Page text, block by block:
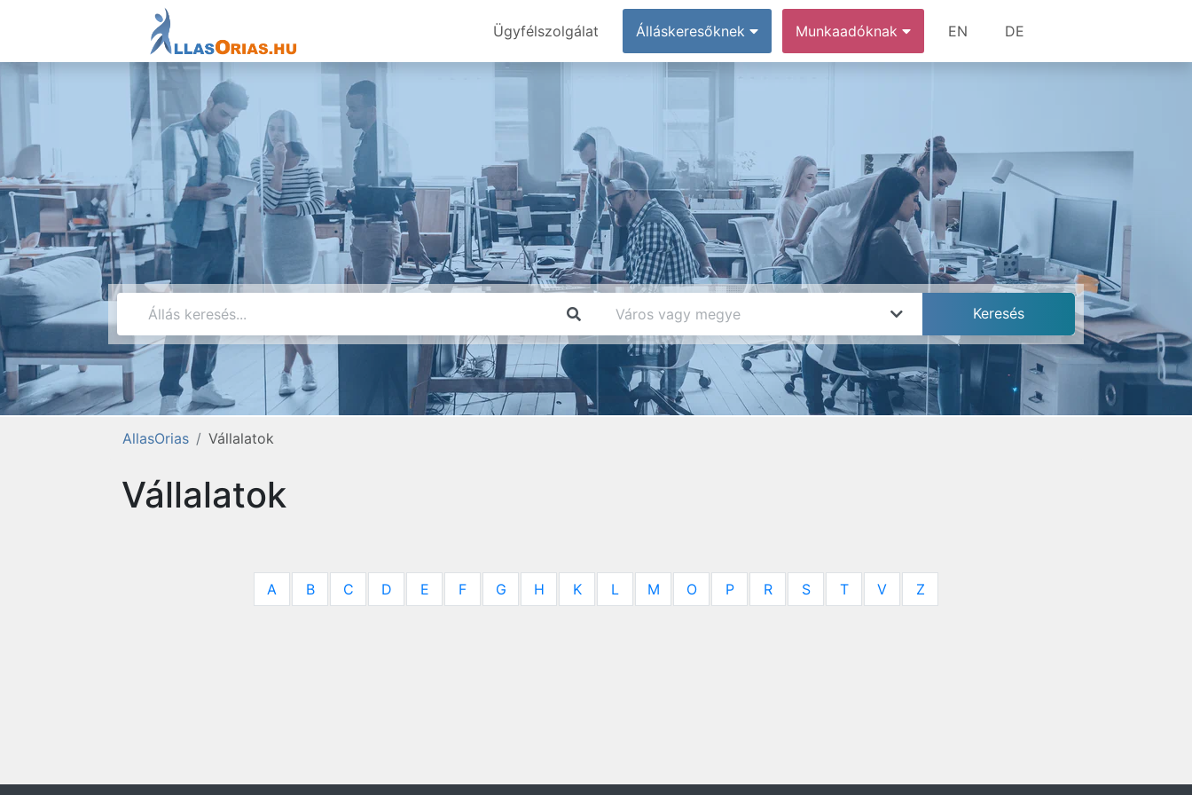
Ügyfélszolgálat Álláskeresőknek Munkaadóknak EN DE
AllasOrias Vállalatok
Vállalatok
A B C D E F G H K L M O P R S T V Z